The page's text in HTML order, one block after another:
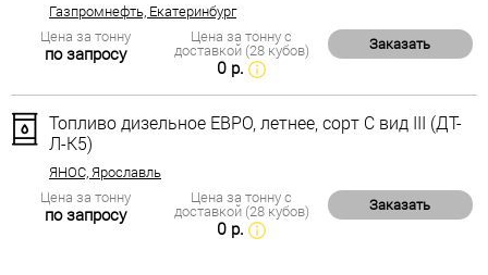
Газпромнефть, Екатеринбург
Цена за тонну
по запросу
Цена за тонну с
доставкой (28 кубов)
0 р.
Заказать
Топливо дизельное ЕВРО, летнее, сорт С вид III (ДТ-
Л-К5)
ЯНОС, Ярославль
Цена за тонну
по запросу
Цена за тонну с
доставкой (28 кубов)
0 р.
Заказать